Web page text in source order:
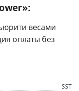
весами
оплаты без
SST